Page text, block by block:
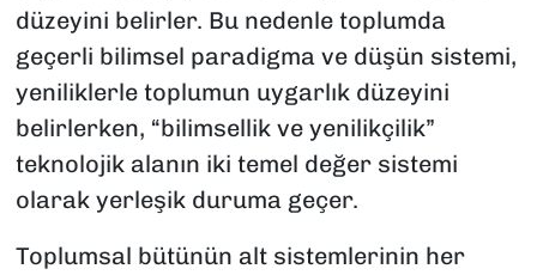
düzeyini belirler. Bu nedenle toplumda
geçerli bilimsel paradigma ve düşün sistemi,
yeniliklerle toplumun uygarlık düzeyini
belirlerken, “bilimsellik ve yenilikçilik”
teknolojik alanın iki temel değer sistemi
olarak yerleşik duruma geçer.
Toplumsal bütünün alt sistemlerinin her